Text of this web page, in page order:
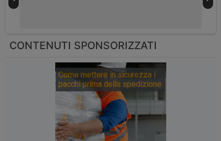
CONTENUTI SPONSORIZZATI
Come mettere in sicurezza i
pacchi prima della spedizione